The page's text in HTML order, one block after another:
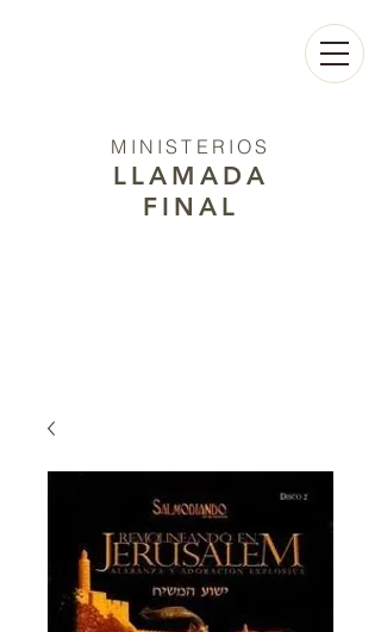
MINISTERIOS
LLAMADA
FINAL